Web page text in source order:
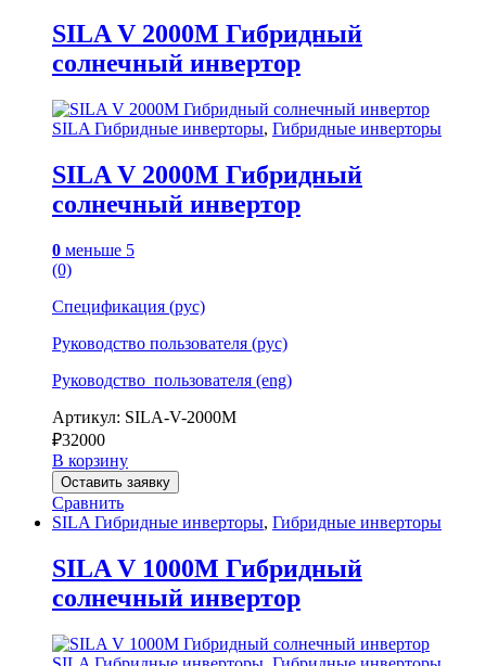
SILA V 2000M Гибридный
солнечный инвертор
SILA Гибридные инверторы, Гибридные инверторы
SILA V 2000M Гибридный
солнечный инвертор
0 меньше 5
(0)
Спецификация (рус)
Руководство пользователя (рус)
Руководство_пользователя (eng)
Артикул: SILA-V-2000M
₽32000
В корзину
Оставить заявку
Сравнить
SILA Гибридные инверторы, Гибридные инверторы
SILA V 1000M Гибридный
солнечный инвертор